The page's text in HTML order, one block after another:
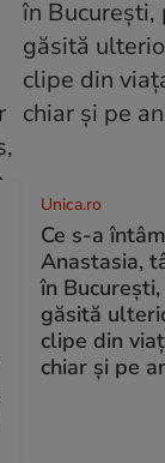
Unica.ro
Ce s-a
Anastasia,
în
găsită
clipe din
chiar și pe